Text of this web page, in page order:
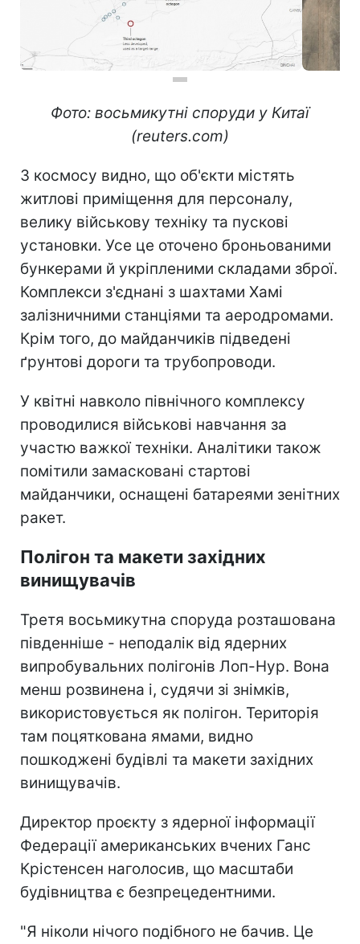
Фото: восьмикутні споруди у Китаї
(reuters.com)
З космосу видно, що об'єкти містять
житлові приміщення для персоналу,
велику військову техніку та пускові
установки. Усе це оточено броньованими
бункерами й укріпленими складами зброї.
Комплекси з'єднані з шахтами Хамі
залізничними станціями та аеродромами.
Крім того, до майданчиків підведені
ґрунтові дороги та трубопроводи.
У квітні навколо північного комплексу
проводилися військові навчання за
участю важкої техніки. Аналітики також
помітили замасковані стартові
майданчики, оснащені батареями зенітних
ракет.
Полігон та макети західних
винищувачів
Третя восьмикутна споруда розташована
південніше - неподалік від ядерних
випробувальних полігонів Лоп-Нур. Вона
менш розвинена і, судячи зі знімків,
використовується як полігон. Територія
там поцяткована ямами, видно
пошкоджені будівлі та макети західних
винищувачів.
Директор проєкту з ядерної інформації
Федерації американських вчених Ганс
Крістенсен наголосив, що масштаби
будівництва є безпрецедентними.
"Я ніколи нічого подібного не бачив. Це